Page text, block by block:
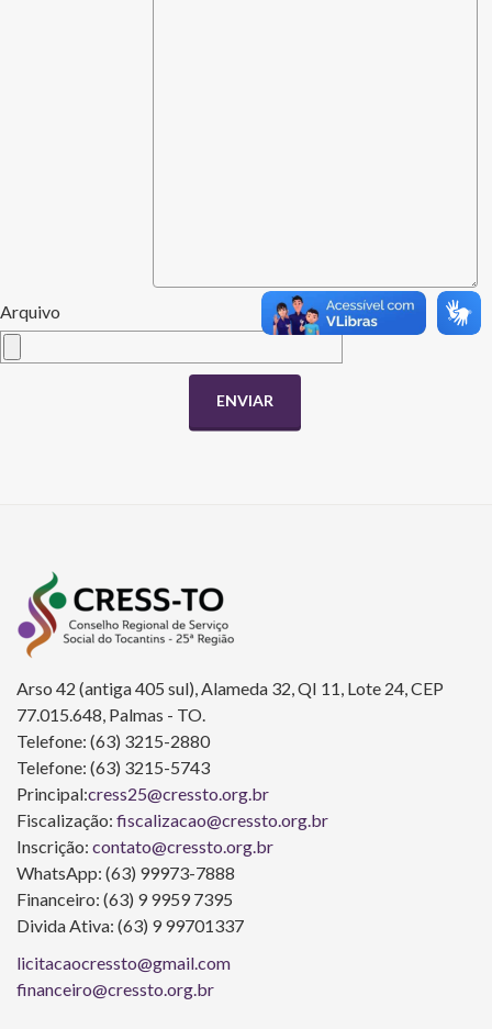
Arquivo
Arso 42 (antiga 405 sul), Alameda 32, QI 11, Lote 24, CEP
77.015.648, Palmas - TO.
Telefone: (63) 3215-2880
Telefone: (63) 3215-5743
Principal:cress25@cressto.org.br
Fiscalização: fiscalizacao@cressto.org.br
Inscrição: contato@cressto.org.br
WhatsApp: (63) 99973-7888
Financeiro: (63) 9 9959 7395
Divida Ativa: (63) 9 99701337
licitacaocressto@gmail.com
financeiro@cressto.org.br